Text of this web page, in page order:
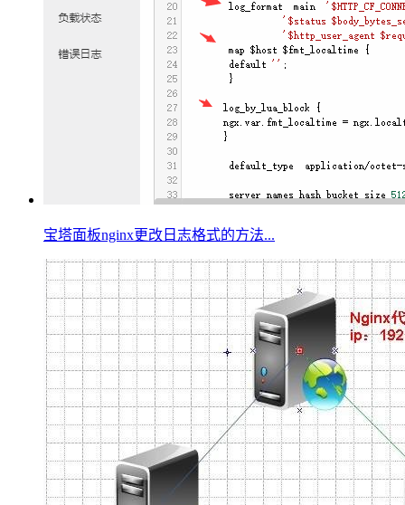
宝塔面板nginx更改日志格式的方法...